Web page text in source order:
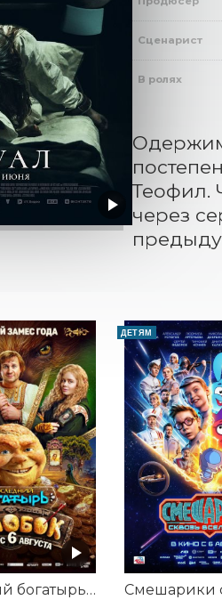
Сценарист
В ролях
Теофил.
через
Последний богатырь. Колобок
ДЕТЯМ